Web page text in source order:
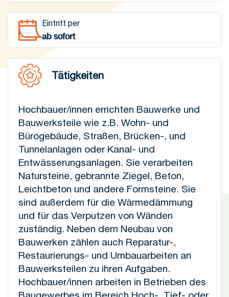
Eintritt per
ab sofort
Tätigkeiten
Hochbauer/innen errichten Bauwerke und
Bauwerksteile wie z.B. Wohn- und
Bürogebäude, Straßen, Brücken-, und
Tunnelanlagen oder Kanal- und
Entwässerungsanlagen. Sie verarbeiten
Natursteine, gebrannte Ziegel, Beton,
Leichtbeton und andere Formsteine. Sie
sind außerdem für die Wärmedämmung
und für das Verputzen von Wänden
zuständig. Neben dem Neubau von
Bauwerken zählen auch Reparatur-,
Restaurierungs- und Umbauarbeiten an
Bauwerksteilen zu ihren Aufgaben.
Hochbauer/innen arbeiten in Betrieben des